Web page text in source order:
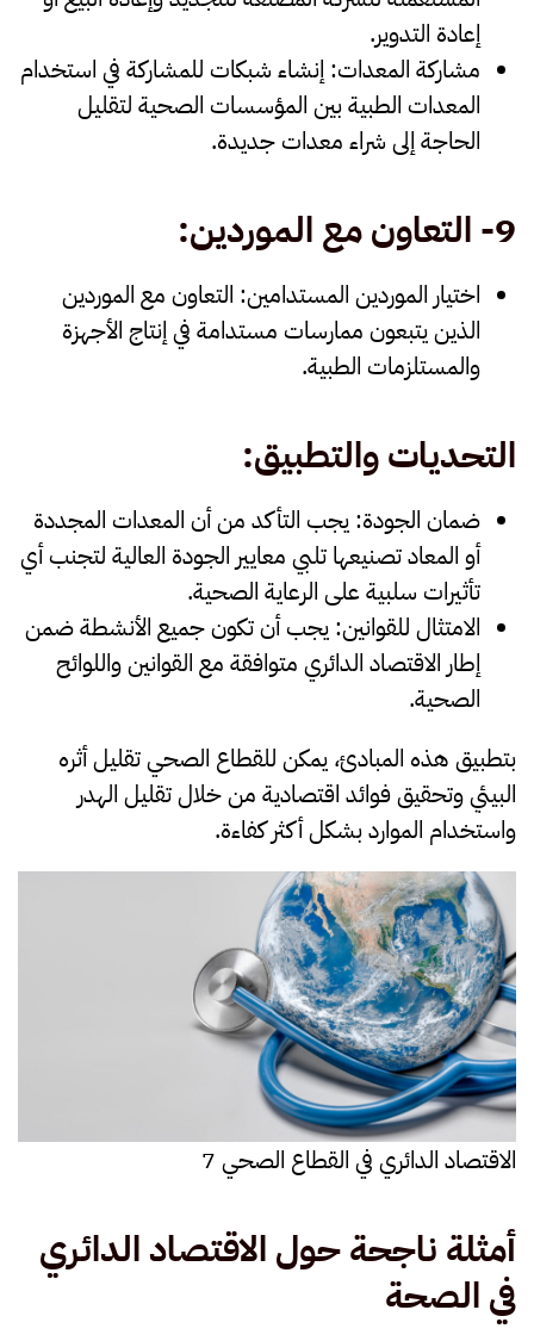
إعادة التدوير.
مشاركة المعدات: إنشاء شبكات للمشاركة في استخدام
المعدات الطبية بين المؤسسات الصحية لتقليل
الحاجة إلى شراء معدات جديدة.
9- التعاون مع الموردين:
اختيار الموردين المستدامين: التعاون مع الموردين
الذين يتبعون ممارسات مستدامة في إنتاج الأجهزة
والمستلزمات الطبية.
التحديات والتطبيق:
ضمان الجودة: يجب التأكد من أن المعدات المجددة
أو المعاد تصنيعها تلبي معايير الجودة العالية لتجنب أي
تأثيرات سلبية على الرعاية الصحية.
الامتثال للقوانين: يجب أن تكون جميع الأنشطة ضمن
إطار الاقتصاد الدائري متوافقة مع القوانين واللوائح
الصحية.
بتطبيق هذه المبادئ، يمكن للقطاع الصحي تقليل أثره
البيئي وتحقيق فوائد اقتصادية من خلال تقليل الهدر
واستخدام الموارد بشكل أكثر كفاءة.
الاقتصاد الدائري في القطاع الصحي 7
أمثلة ناجحة حول الاقتصاد الدائري
في الصحة